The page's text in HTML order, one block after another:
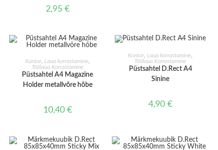
2,95 €
LISA KORVI
Kontor, Laua korrastamine
Töölaua Korrastamine
Püstsahtel A4 Magazine
Holder metallvõre hõbe
10,40 €
LISA KORVI
Kontor Laua korrastamine
Töölaua Korrastamine
Püstsahtel D.Rect A4
Sinine
4,90€